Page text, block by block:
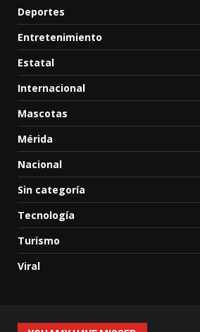
Deportes
Entretenimiento
Estatal
Internacional
Mascotas
Mérida
Nacional
Sin categoría
Tecnología
Turismo
Viral